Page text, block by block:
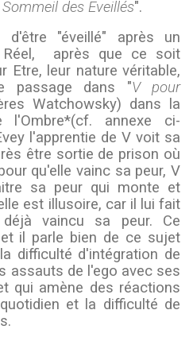
des Eveillés".
d'être "éveillé" après un
après que ce soit
Etre, leur nature véritable,
passage dans "V pour
Watchowsky) dans la
l'Ombre*(cf. annexe ci-
l'apprentie de V voit sa
être sortie de prison où
qu'elle vainc sa peur, V
sa peur qui monte et
est illusoire, car il lui fait
vaincu sa peur. Ce
il parle bien de ce sujet
difficulté d'intégration de
assauts de l'ego avec ses
qui amène des réactions
et la difficulté de